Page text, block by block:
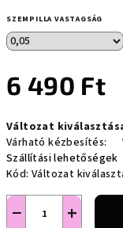
SZEMPILLA VASTAGSÁG
6 490 Ft
Változat
Várható kézbesítés:
Szállítási lehetőségek
Kód: Változat
+
−